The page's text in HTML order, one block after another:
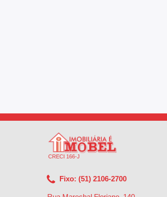
CRECI 166-J
Fixo: (51) 2106-2700